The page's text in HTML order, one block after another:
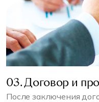
03. Договор и
После заключения